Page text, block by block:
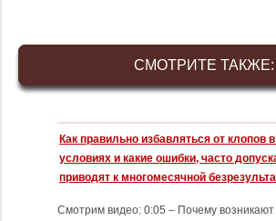
СМОТРИТЕ ТАКЖЕ:
Как правильно избавляться от клопов
условиях и какие ошибки, часто
приводят к многомесячной
Смотрим видео: 0:05 – Почему возникают